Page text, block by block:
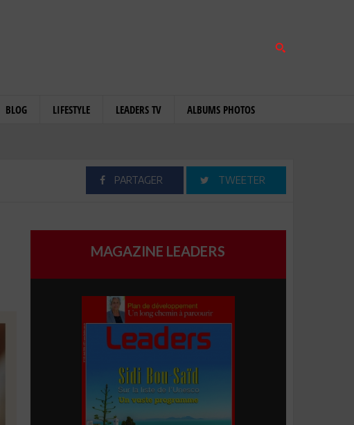
BLOG LIFESTYLE LEADERS TV ALBUMS PHOTOS
PARTAGER TWEETER
MAGAZINE LEADERS